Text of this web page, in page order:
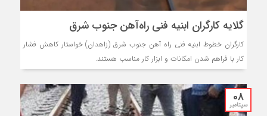
گلایه کارگران ابنیه فنی راه‌آهن جنوب شرق
کارگران خطوط ابنیه فنی راه آهن جنوب شرق (زاهدان) خواستار کاهش فشار
کار با فراهم شدن امکانات و ابزار کار مناسب هستند.
08
سپتامبر